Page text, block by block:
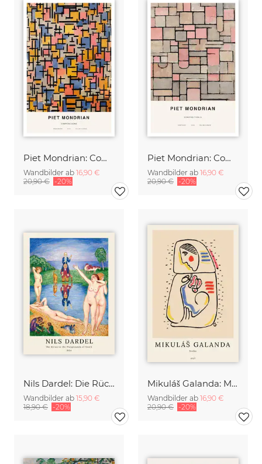
Piet Mondrian: Composizione
Wandbilder ab 16,90 €
20,90 € -20%
Piet Mondrian: Composition 8
Wandbilder ab 16,90 €
20,90 € -20%
Nils Dardel: Die Rückkehr zu den Spielplätzen der Jugend
Wandbilder ab 15,90 €
18,90 € -20%
Mikuláš Galanda: Matka
Wandbilder ab 16,90 €
20,90 € -20%